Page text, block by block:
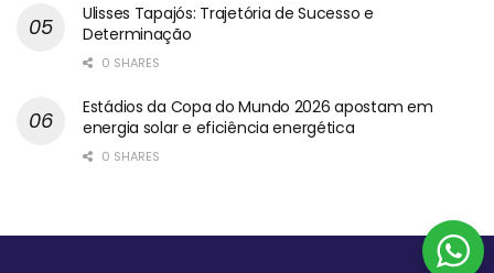
Ulisses Tapajós: Trajetória de Sucesso e
Determinação
0 SHARES
Estádios da Copa do Mundo 2026 apostam em
energia solar e eficiência energética
0 SHARES